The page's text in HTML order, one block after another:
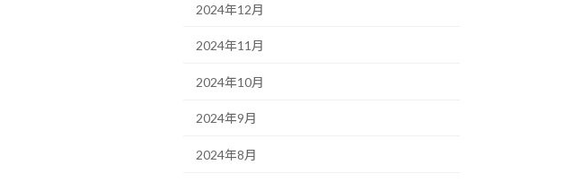
2024年12月
2024年11月
2024年10月
2024年9月
2024年8月